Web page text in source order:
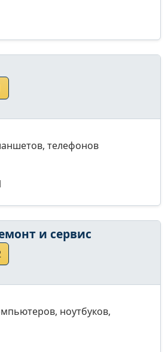
телефонов
и сервис
ноутбуков,